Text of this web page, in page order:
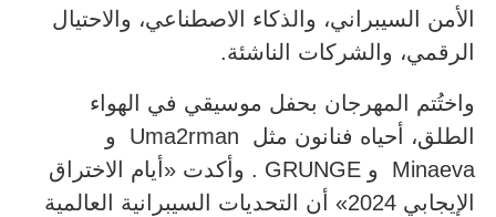
الأمن السيبراني، والذكاء الاصطناعي، والاحتيال
الرقمي، والشركات الناشئة.
واختُتم المهرجان بحفل موسيقي في الهواء
الطلق، أحياه فنانون مثل Uma2rman و
Minaeva و GRUNGE . وأكدت «أيام الاختراق
الإيجابي 2024» أن التحديات السيبرانية العالمية